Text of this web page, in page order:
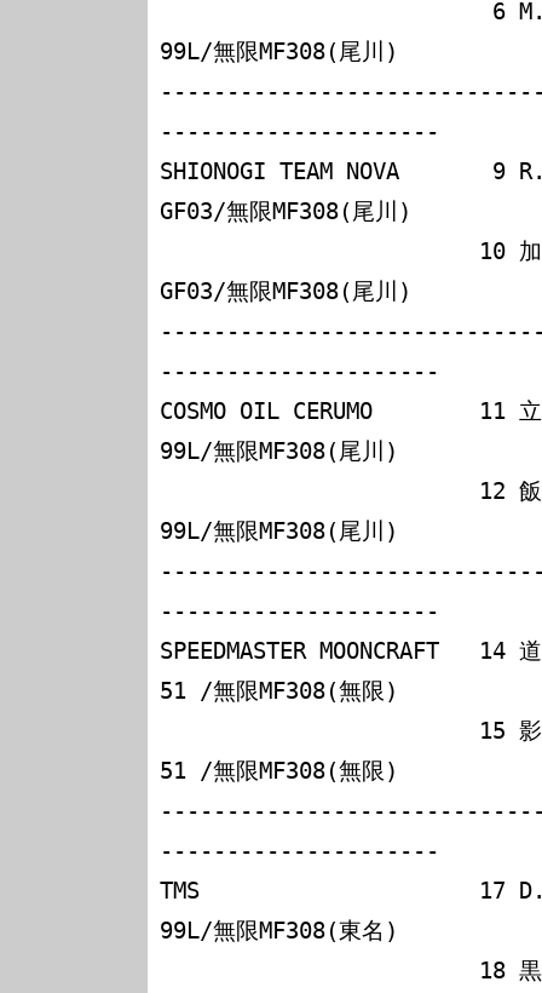
99L/無限MF308(尾川)
---------------------
SHIONOGI TEAM NOVA       9
GF03/無限MF308(尾川)
GF03/無限MF308(尾川)
---------------------
COSMO OIL CERUMO        11
99L/無限MF308(尾川)
99L/無限MF308(尾川)
---------------------
SPEEDMASTER MOONCRAFT
51 /無限MF308(無限)
51 /無限MF308(無限)
---------------------
TMS                     17 D.シ
99L/無限MF308(東名)